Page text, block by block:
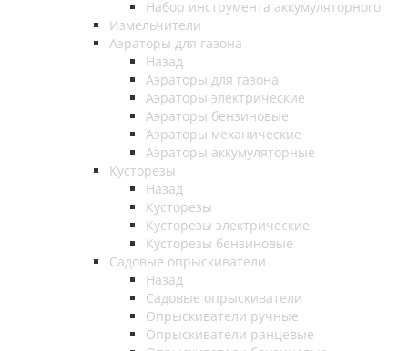
Набор инструмента аккумуляторного
Измельчители
Аэраторы для газона
Назад
Аэраторы для газона
Аэраторы электрические
Аэраторы бензиновые
Аэраторы механические
Аэраторы аккумуляторные
Кусторезы
Назад
Кусторезы
Кусторезы электрические
Кусторезы бензиновые
Садовые опрыскиватели
Назад
Садовые опрыскиватели
Опрыскиватели ручные
Опрыскиватели ранцевые